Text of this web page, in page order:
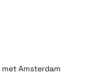
Amsterdam